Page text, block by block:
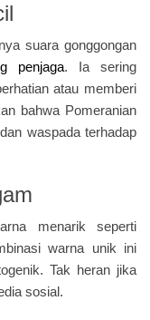
suara gonggongan
penjaga. Ia sering
atau memberi
bahwa Pomeranian
waspada terhadap
menarik seperti
warna unik ini
Tak heran jika
sosial.